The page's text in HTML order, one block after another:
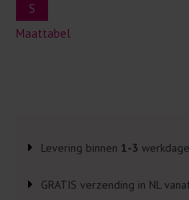
S
Maattabel
Levering binnen 1-3
GRATIS verzending in NL